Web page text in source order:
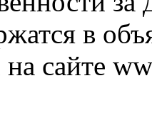
в
сайте